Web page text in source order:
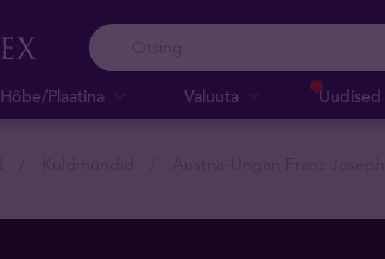
Hõbe/Plaatina Valuuta Uudised